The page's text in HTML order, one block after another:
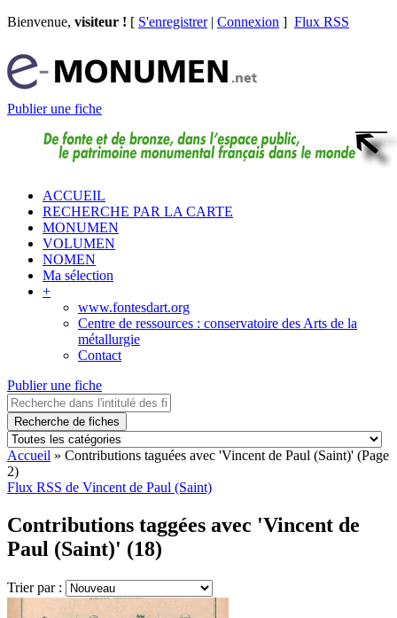
Bienvenue, visiteur ! [ S'enregistrer| Connexion ] Flux RSS
Publier une fiche
ACCUEIL
RECHERCHE PAR LA CARTE
MONUMEN
VOLUMEN
NOMEN
Ma sélection
+
www.fontesdart.org
Centre de ressources : conservatoire des Arts de la
métallurgie
Contact
Publier une fiche
Recherche de fiches
Accueil » Contributions taguées avec 'Vincent de Paul (Saint)' (Page
2)
Flux RSS de Vincent de Paul (Saint)
Contributions taggées avec 'Vincent de
Paul (Saint)' (18)
Trier par :